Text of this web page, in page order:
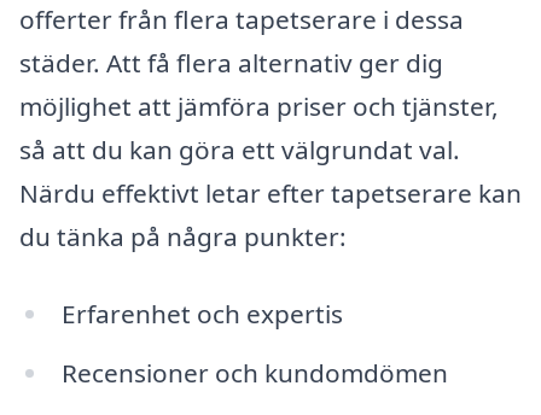
offerter från flera tapetserare i dessa
städer. Att få flera alternativ ger dig
möjlighet att jämföra priser och tjänster,
så att du kan göra ett välgrundat val.
Närdu effektivt letar efter tapetserare kan
du tänka på några punkter:
Erfarenhet och expertis
Recensioner och kundomdömen